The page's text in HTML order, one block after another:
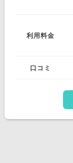
利用料金
口コミ